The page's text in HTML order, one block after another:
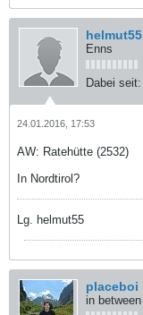
helmut55
Enns
Dabei seit:
24.01.2016, 17:53
AW: Ratehütte (2532)
In Nordtirol?
Lg. helmut55
placeboi
in between